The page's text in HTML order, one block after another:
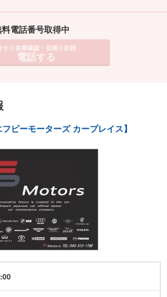
電話番号取得中
すぐ在庫確認・見積り依頼
電話する
ピーモーターズ カープレイス】